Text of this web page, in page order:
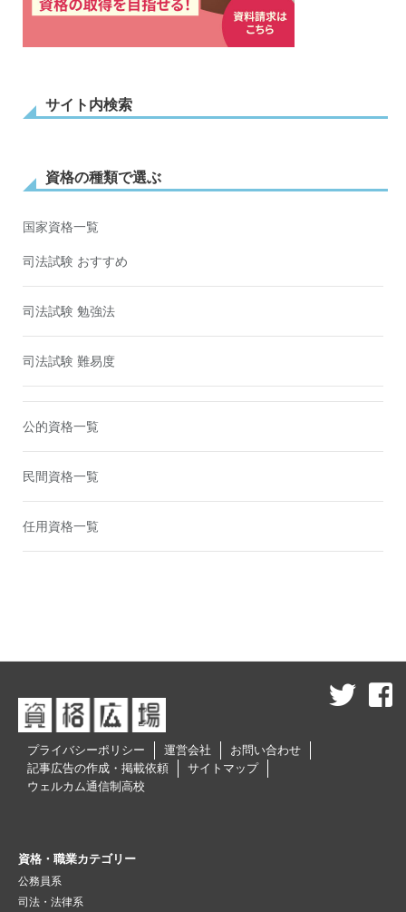
サイト内検索
資格の種類で選ぶ
国家資格一覧
司法試験 おすすめ
司法試験 勉強法
司法試験 難易度
公的資格一覧
民間資格一覧
任用資格一覧
プライバシーポリシー 運営会社
お問い合わせ
記事広告の作成・掲載依頼
サイトマップ
ウェルカム通信制高校
資格・職業カテゴリー
公務員系
司法・法律系